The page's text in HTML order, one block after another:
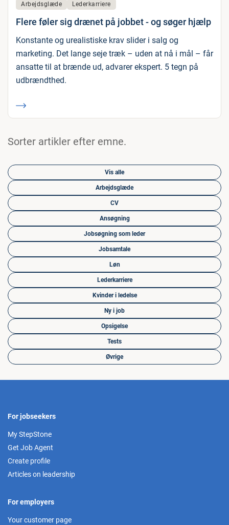
Arbejdsglæde Lederkarriere
Flere føler sig drænet på jobbet - og søger hjælp
Konstante og urealistiske krav slider i salg og
marketing. Det lange seje træk – uden at nå i mål – får
ansatte til at brænde ud, advarer ekspert. 5 tegn på
udbrændthed.
Sorter artikler efter emne.
Vis alle
Arbejdsglæde
CV
Ansøgning
Jobsøgning som leder
Jobsamtale
Løn
Lederkarriere
Kvinder i ledelse
Ny i job
Opsigelse
Tests
Øvrige
For jobseekers
My StepStone
Get Job Agent
Create profile
Articles on leadership
For employers
Your customer page